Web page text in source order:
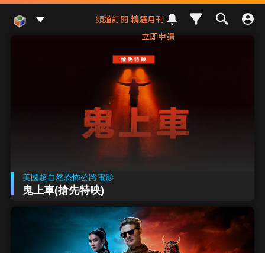
Mod Web頻道訂閱
立即申請
精選月刊
美國超自然恐怖公路電影
鬼上車(搶先特映)